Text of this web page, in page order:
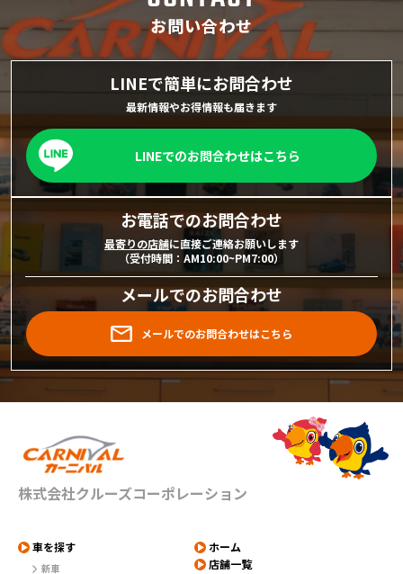
会社案内
採用情報
お問い合わせ
LINEで簡単にお問合わせ
最新情報やお得情報も届きます
LINEでのお問合わせはこちら
お電話でのお問合わせ
最寄りの店舗に直接ご連絡お願いします
（受付時間：AM10:00~PM7:00）
メールでのお問合わせ
メールでのお問合わせはこちら
株式会社クルーズコーポレーション
車を探す
新車
ホーム
店舗一覧